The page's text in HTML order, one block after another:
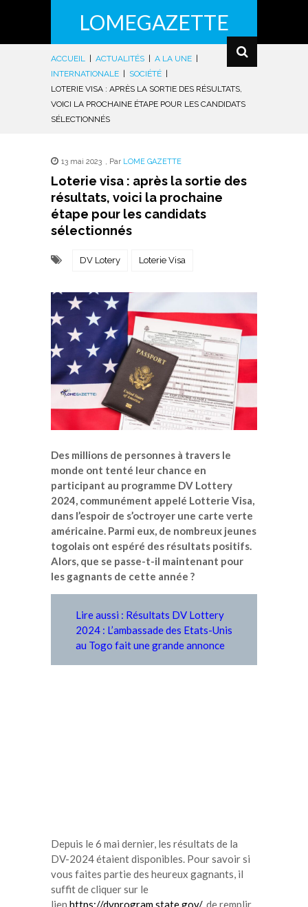
LOMEGAZETTE
ACCUEIL ACTUALITÉS A LA UNE
INTERNATIONALE
SOCIÉTÉ
LOTERIE VISA : APRÈS LA SORTIE DES RÉSULTATS,
VOICI LA PROCHAINE ÉTAPE POUR LES CANDIDATS
SÉLECTIONNÉS
13 mai 2023 , Par LOME GAZETTE
Loterie visa : après la sortie des
résultats, voici la prochaine
étape pour les candidats
sélectionnés
DV Lotery Loterie Visa
Des millions de personnes à travers le
monde ont tenté leur chance en
participant au programme DV Lottery
2024, communément appelé Lotterie Visa,
dans l’espoir de s’octroyer une carte verte
américaine. Parmi eux, de nombreux jeunes
togolais ont espéré des résultats positifs.
Alors, que se passe-t-il maintenant pour
les gagnants de cette année ?
Lire aussi : Résultats DV Lottery
2024 : L’ambassade des Etats-Unis
au Togo fait une grande annonce
Depuis le 6 mai dernier, les résultats de la
DV-2024 étaient disponibles. Pour savoir si
vous faites partie des heureux gagnants, il
suffit de cliquer sur le